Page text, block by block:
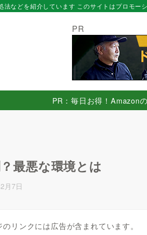
などを紹介しています このサイトはプロモー
PR
PR：毎日お得！Amazon
最悪な環境とは
月7日
のリンクには広告が含まれています。